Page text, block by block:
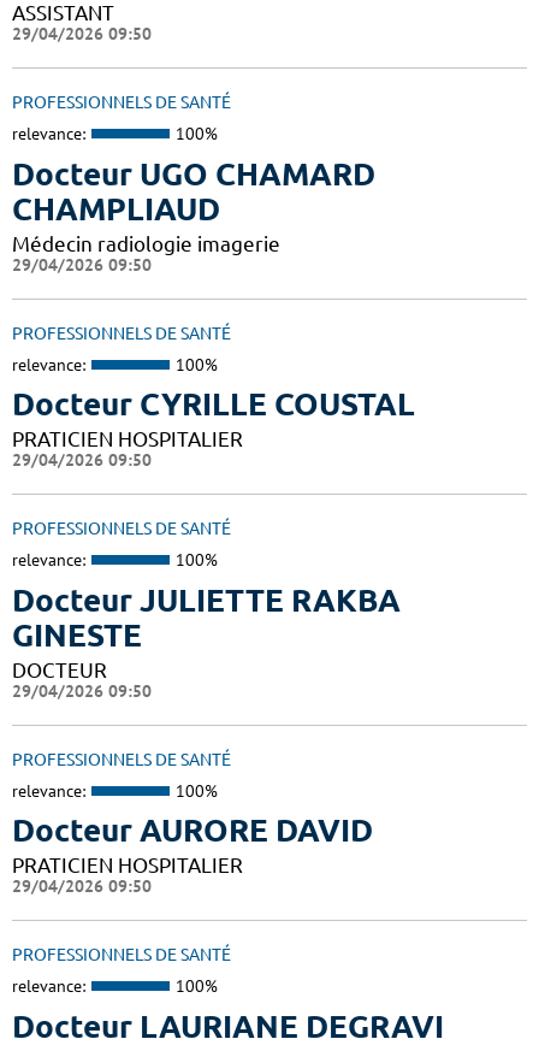
ASSISTANT
29/04/2026 09:50
PROFESSIONNELS DE SANTÉ
relevance: 100%
Docteur UGO CHAMARD
CHAMPLIAUD
Médecin radiologie imagerie
29/04/2026 09:50
PROFESSIONNELS DE SANTÉ
relevance: 100%
Docteur CYRILLE COUSTAL
PRATICIEN HOSPITALIER
29/04/2026 09:50
PROFESSIONNELS DE SANTÉ
relevance: 100%
Docteur JULIETTE RAKBA
GINESTE
DOCTEUR
29/04/2026 09:50
PROFESSIONNELS DE SANTÉ
relevance: 100%
Docteur AURORE DAVID
PRATICIEN HOSPITALIER
29/04/2026 09:50
PROFESSIONNELS DE SANTÉ
relevance: 100%
Docteur LAURIANE DEGRAVI